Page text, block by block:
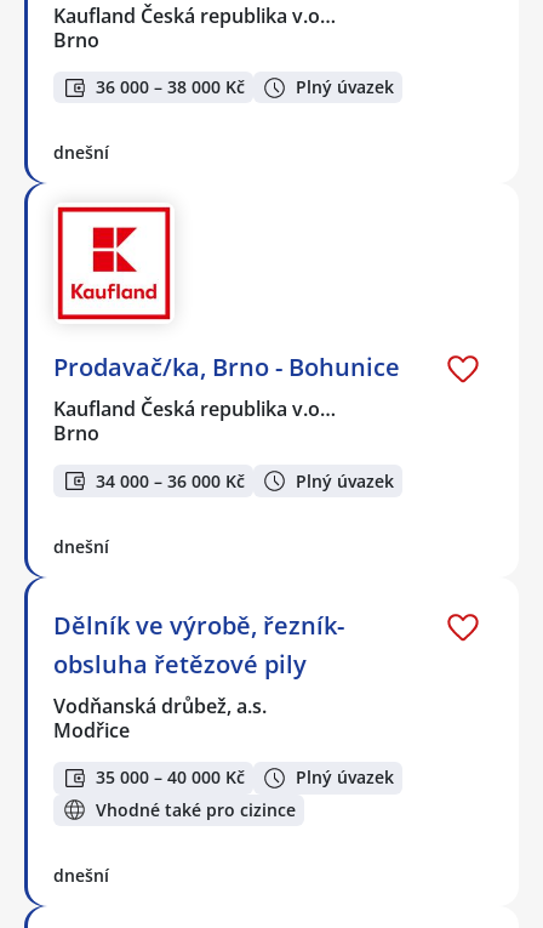
Kaufland Česká republika v.o…
Brno
36 000 – 38 000 Kč Plný úvazek
dnešní
Prodavač/ka, Brno - Bohunice
Kaufland Česká republika v.o…
Brno
34 000 – 36 000 Kč Plný úvazek
dnešní
Dělník ve výrobě, řezník-
obsluha řetězové pily
Vodňanská drůbež, a.s.
Modřice
35 000 – 40 000 Kč
Plný úvazek
Vhodné také pro cizince
dnešní